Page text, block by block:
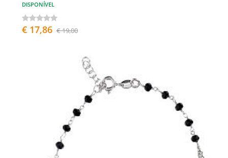
DISPONÍVEL
€ 17,86 € 19,00